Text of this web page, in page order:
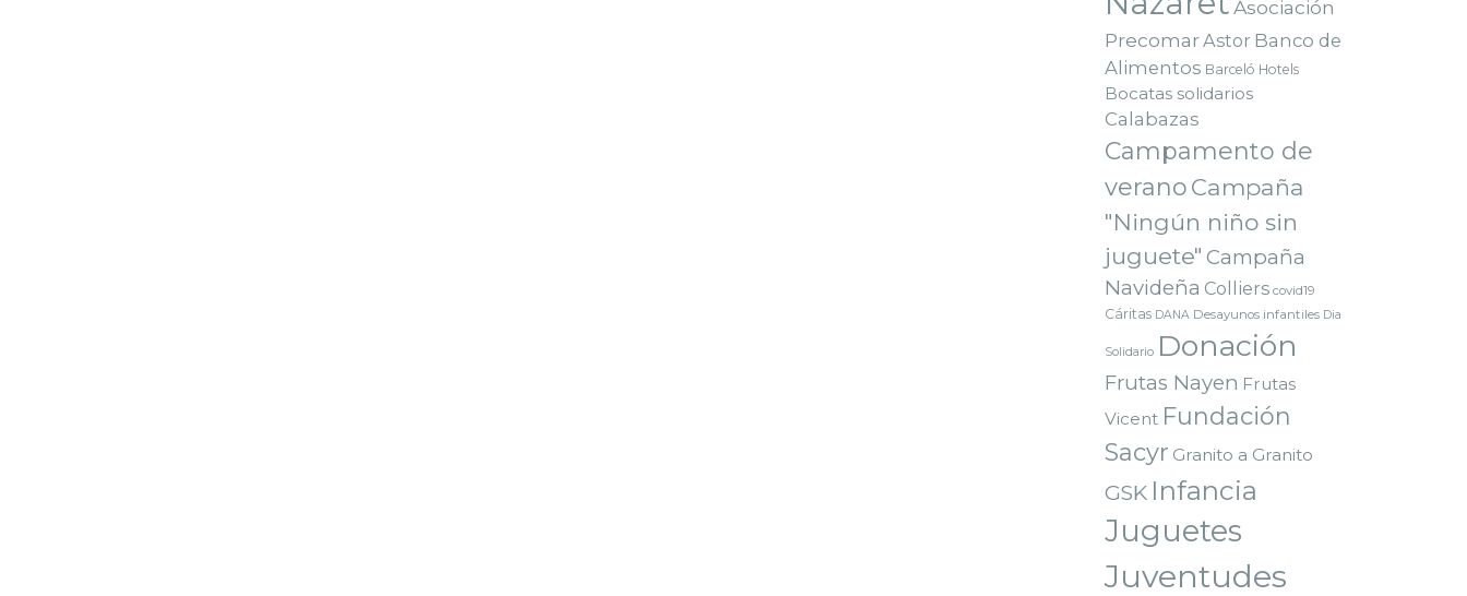
Asociación
PrecomarAstor Banco de
Alimentos Barceló Hotels
Bocatas solidarios
Calabazas
Campamento de
verano Campaña
"Ningún niño sin
juguete" Campaña
Navideña Colliers covid19
Cáritas DANA Desayunos infantiles Dia
Solidario Donación
Frutas Nayen Frutas
Vicent Fundación
Sacyr Granito a Granito
GSK Infancia
Juguetes
Juventudes